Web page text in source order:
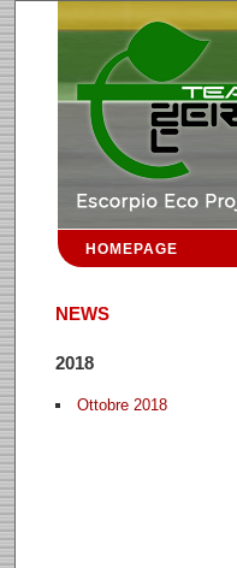
HOMEPAGE
NEWS
2018
Ottobre 2018